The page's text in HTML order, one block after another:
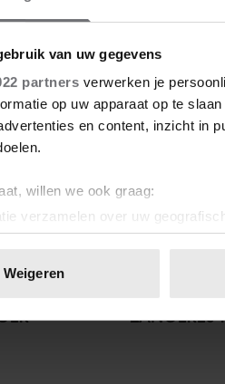
van uw gegevens
partners verwerken je
op uw apparaat op te
en content, inzicht in
willen we ook graag:
verzamelen over uw
identificeren door het actief
elk moment wijzigen of intrekken
cookies om content en
Weigeren
ZANGERES